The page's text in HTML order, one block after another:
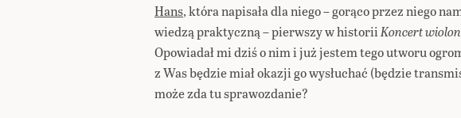
Hans, która napisała dla niego – gorąco przez niego
wiedzą praktyczną – pierwszy w historiiKoncert
Opowiadał mi dziś o nim i już jestem tego utworu
z Was będzie miał okazji go wysłuchać (będzie
może zda tu sprawozdanie?